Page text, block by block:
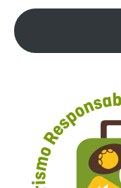
correo
electrónico